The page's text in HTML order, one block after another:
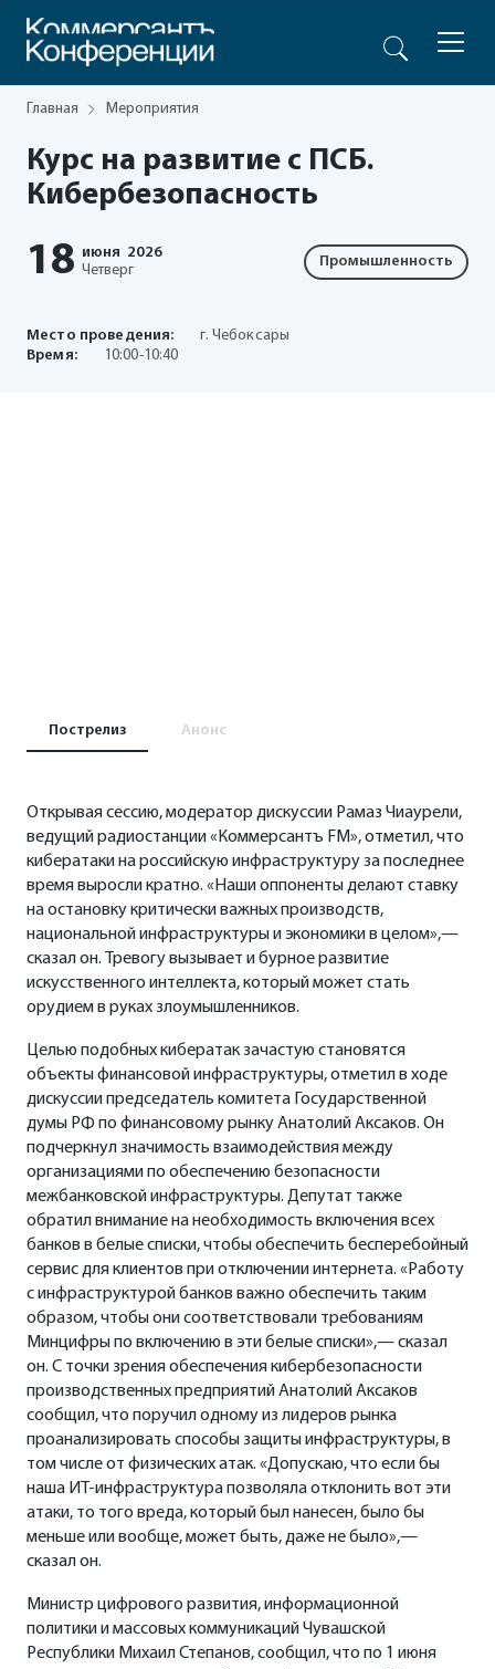
Главная Мероприятия
Курс на развитие с ПСБ.
Кибербезопасность
18 июня 2026
Четверг
Промышленность
Место проведения:
г. Чебоксары
Время:
10:00-10:40
Пострелиз Анонс
Открывая сессию, модератор дискуссии Рамаз Чиаурели,
ведущий радиостанции «Коммерсантъ FM», отметил, что
кибератаки на российскую инфраструктуру за последнее
время выросли кратно. «Наши оппоненты делают ставку
на остановку критически важных производств,
национальной инфраструктуры и экономики в целом»,—
сказал он. Тревогу вызывает и бурное развитие
искусственного интеллекта, который может стать
орудием в руках злоумышленников.
Целью подобных кибератак зачастую становятся
объекты финансовой инфраструктуры, отметил в ходе
дискуссии председатель комитета Государственной
думы РФ по финансовому рынкуАнатолий Аксаков. Он
подчеркнул значимость взаимодействия между
организациями по обеспечению безопасности
межбанковской инфраструктуры. Депутат также
обратил внимание на необходимость включения всех
банков в белые списки, чтобы обеспечить бесперебойный
сервис для клиентов при отключении интернета. «Работу
с инфраструктурой банков важно обеспечить таким
образом, чтобы они соответствовали требованиям
Минцифры по включению в эти белые списки»,— сказал
он. С точки зрения обеспечения кибербезопасности
производственных предприятий Анатолий Аксаков
сообщил, что поручил одному из лидеров рынка
проанализировать способы защиты инфраструктуры, в
том числе от физических атак. «Допускаю, что если бы
наша ИТ-инфраструктура позволяла отклонить вот эти
атаки, то того вреда, который был нанесен, было бы
меньше или вообще, может быть, даже не было»,—
сказал он.
Министр цифрового развития, информационной
политики и массовых коммуникаций Чувашской
Республики Михаил Степанов, сообщил, что по 1 июня